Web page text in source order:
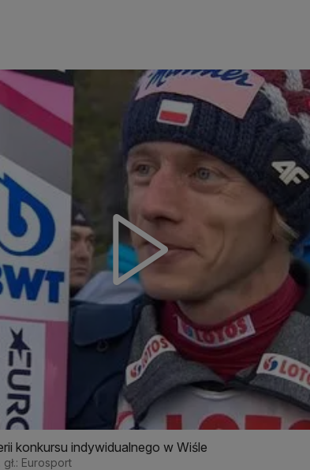
konkursu indywidualnego w Wiśle
Eurosport